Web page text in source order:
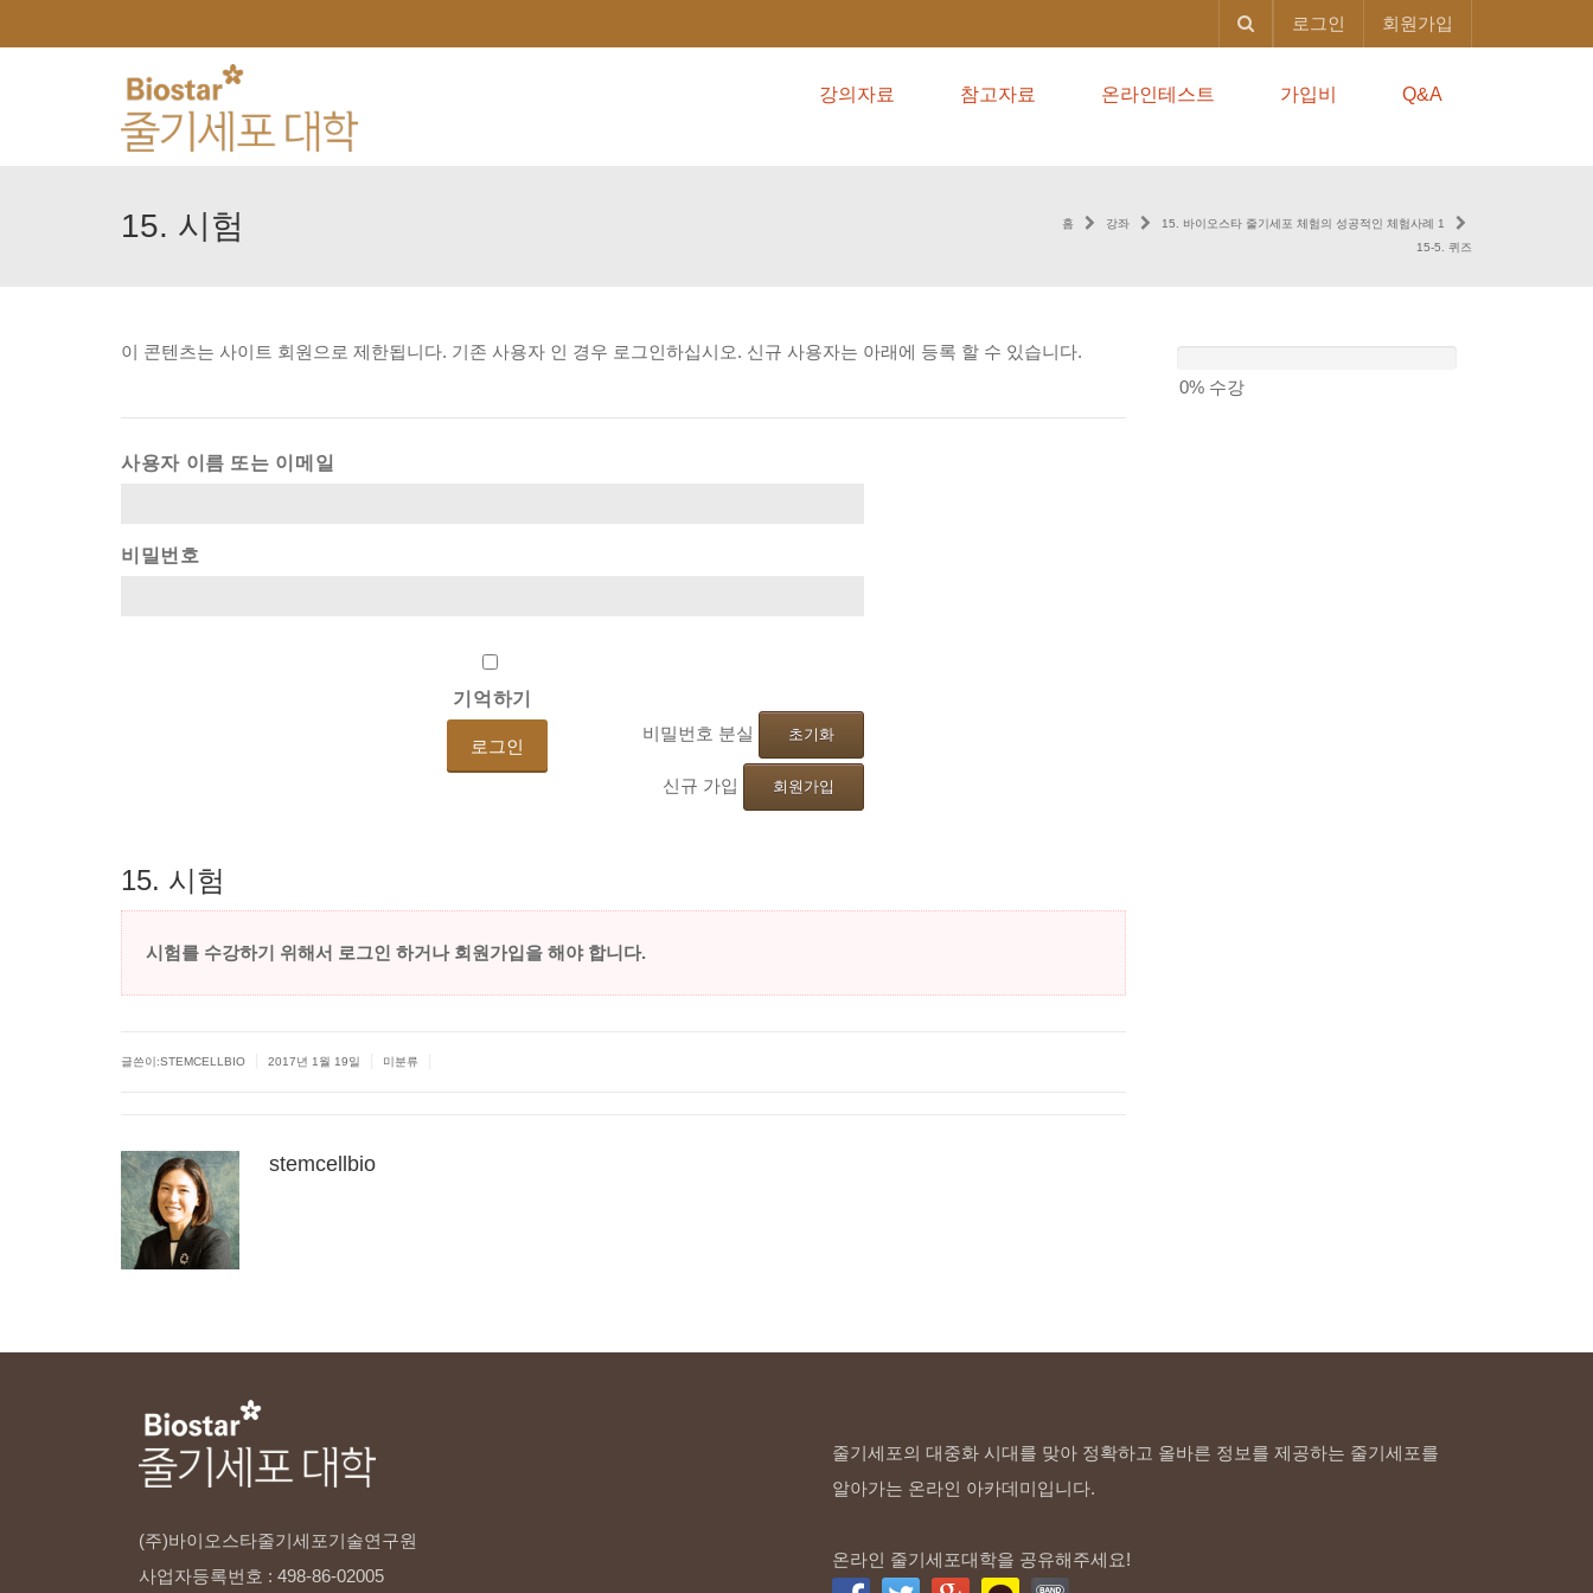
로그인 회원가입
강의자료 참고자료 온라인테스트 가입비 Q&A
15. 시험 홈 강좌
15. 바이오스타 줄기세포 체험의 성공적인 체험사례 1
15-5. 퀴즈
이 콘텐츠는 사이트 회원으로 제한됩니다. 기존 사용자 인 경우 로그인하십시오. 신규 사용자는 아래에 등록 할 수 있습니다.
사용자 이름 또는 이메일
비밀번호
기억하기
비밀번호 분실 초기화
신규 가입 회원가입
15. 시험
시험를 수강하기 위해서 로그인 하거나 회원가입을 해야 합니다.
글쓴이:STEMCELLBIO 2017년 1월 19일 미분류
stemcellbio
0% 수강
(주)바이오스타줄기세포기술연구원
사업자등록번호 : 498-86-02005
줄기세포의 대중화 시대를 맞아 정확하고 올바른 정보를 제공하는 줄기세포를
알아가는 온라인 아카데미입니다.
온라인 줄기세포대학을 공유해주세요!